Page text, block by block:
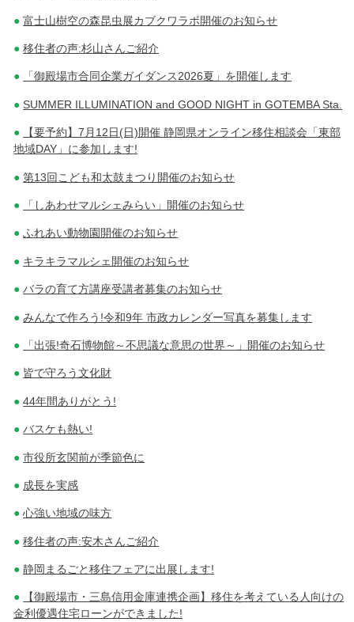
シ
ョ
ン
富士山樹空の森昆虫展カブクワラボ開催のお知らせ
移住者の声:杉山さんご紹介
「御殿場市合同企業ガイダンス2026夏」を開催します
SUMMER ILLUMINATION and GOOD NIGHT in GOTEMBA Sta.
【要予約】7月12日(日)開催 静岡県オンライン移住相談会「東部
地域DAY」に参加します!
第13回こども和太鼓まつり開催のお知らせ
「しあわせマルシェみらい」開催のお知らせ
ふれあい動物園開催のお知らせ
キラキラマルシェ開催のお知らせ
バラの育て方講座受講者募集のお知らせ
みんなで作ろう!令和9年 市政カレンダー写真を募集します
「出張!奇石博物館～不思議な意思の世界～」開催のお知らせ
皆で守ろう文化財
44年間ありがとう!
バスケも熱い!
市役所玄関前が季節色に
成長を実感
心強い地域の味方
移住者の声:安木さんご紹介
静岡まるごと移住フェアに出展します!
【御殿場市・三島信用金庫連携企画】移住を考えている人向けの
金利優遇住宅ローンができました!